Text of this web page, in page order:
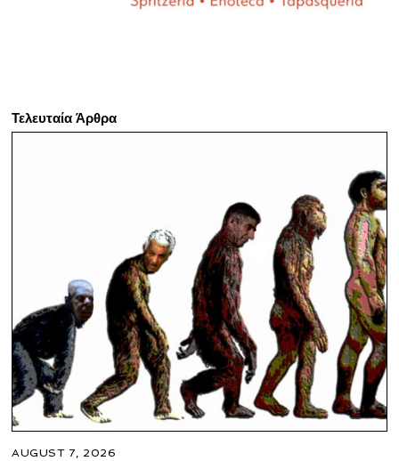
Τελευταία Άρθρα
AUGUST 7, 2026